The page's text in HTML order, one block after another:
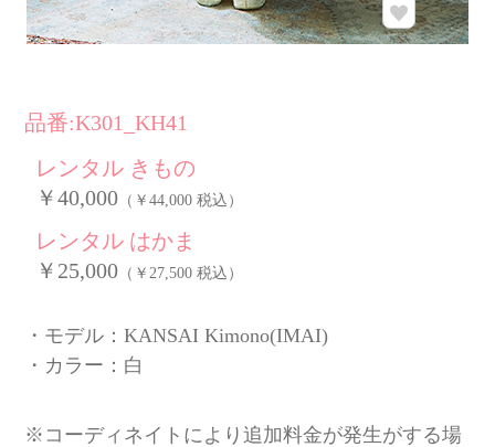
品番:K301_KH41
レンタル きもの
￥40,000 （￥44,000 税込）
レンタル はかま
￥25,000 （￥27,500 税込）
モデル：KANSAI Kimono(IMAI)
カラー：白
※コーディネイトにより追加料金が発生がする場